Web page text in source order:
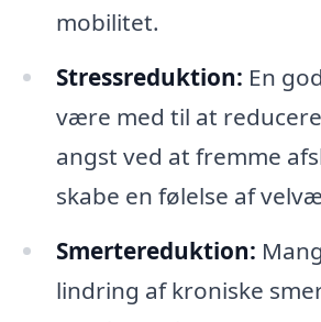
mobilitet.
Stressreduktion: En
være med til at
angst ved at fremme
skabe en følelse af
Smertereduktion:
lindring af kroniske